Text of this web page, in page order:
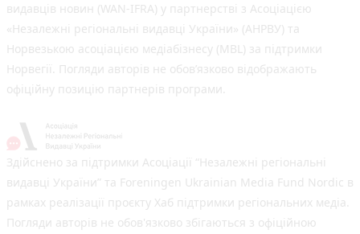
видавців новин (WAN-IFRA) у партнерстві з Асоціацією
«Незалежні регіональні видавці України» (АНРВУ) та
Норвезькою асоціацією медіабізнесу (MBL) за підтримки
Норвегії. Погляди авторів не обов’язково відображають
офіційну позицію партнерів програми.
Здійснено за підтримки Асоціації “Незалежні регіональні
видавці України” та Foreningen Ukrainian Media Fund Nordic в
рамках реалізації проєкту Хаб підтримки регіональних медіа.
Погляди авторів не обов'язково збігаються з офіційною